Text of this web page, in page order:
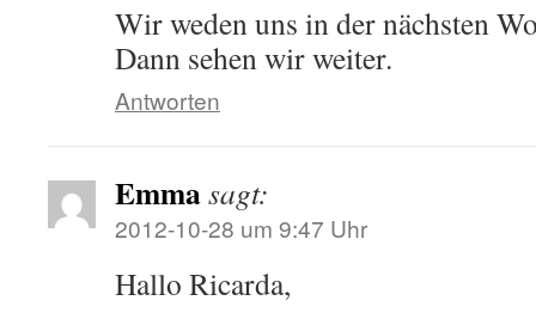
Wir weden uns in der nächsten
Dann sehen wir weiter.
Antworten
Emmasagt:
2012-10-28 um 9:47 Uhr
Hallo Ricarda,